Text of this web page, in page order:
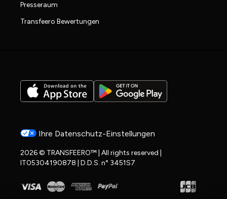
Presseraum
Transfeero Bewertungen
Ihre Datenschutz-Einstellungen
2026 © TRANSFEERO™ | All rights reserved |
IT05304190878 | D.D.S. n° 3451S7